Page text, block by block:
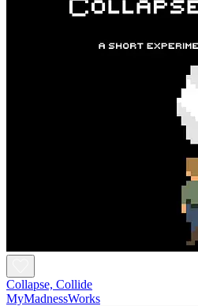
Collapse, Collide
MyMadnessWorks